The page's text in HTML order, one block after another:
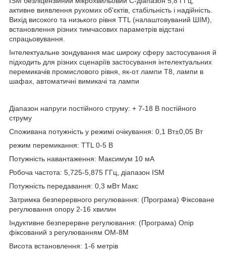
активне виявлення рухомих об'єктів, стабільність і надійність.
Вихід високого та низького рівня TTL (налаштовуваний ШІМ),
встановлення різних тимчасових параметрів відстані
спрацьовування.
Інтелектуальне зондування має широку сферу застосування й
підходить для різних сценаріїв застосування інтелектуальних
перемикачів промислового рівня, як-от лампи T8, лампи в
шафах, автоматичні вимикачі та лампи
Діапазон напруги постійного струму: + 7-18 В постійного
струму
Споживана потужність у режимі очікування: 0,1 Вт±0,05 Вт
режим перемикання: TTL 0-5 В
Потужність навантаження: Максимум 10 мА
Робоча частота: 5,725-5,875 ГГц, діапазон ISM
Потужність передавання: 0,3 мВт Макс
Затримка безперервного регулювання: (Програма) Фіксоване
регулювання опору 2-16 хвилин
Індуктивне безперервне регулювання: (Програма) Опір
фіксований з регулюванням ОМ-8М
Висота встановлення: 1-6 метрів